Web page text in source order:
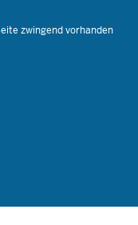
zwingend vorhanden